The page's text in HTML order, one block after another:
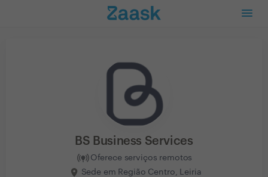
BS Business Services
Oferece serviços remotos
Sede em Região Centro, Leiria